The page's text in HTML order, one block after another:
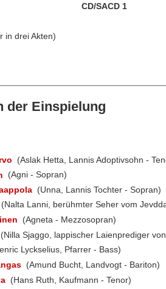
CD/SACD 1
in drei Akten)
der Einspielung
(Aslak Hetta, Lannis Adoptivsohn -
(Agni - Sopran)
(Unna, Lannis Tochter - Sopran)
(Nalta Lanni, berühmter Seher vom
(Agneta - Mezzosopran)
(Nilla Sjaggo, lappischer Laienprediger
Lyckselius, Pfarrer - Bass)
(Amund Bucht, Landvogt - Bariton)
(Hans Ruth, Kaufmann - Tenor)